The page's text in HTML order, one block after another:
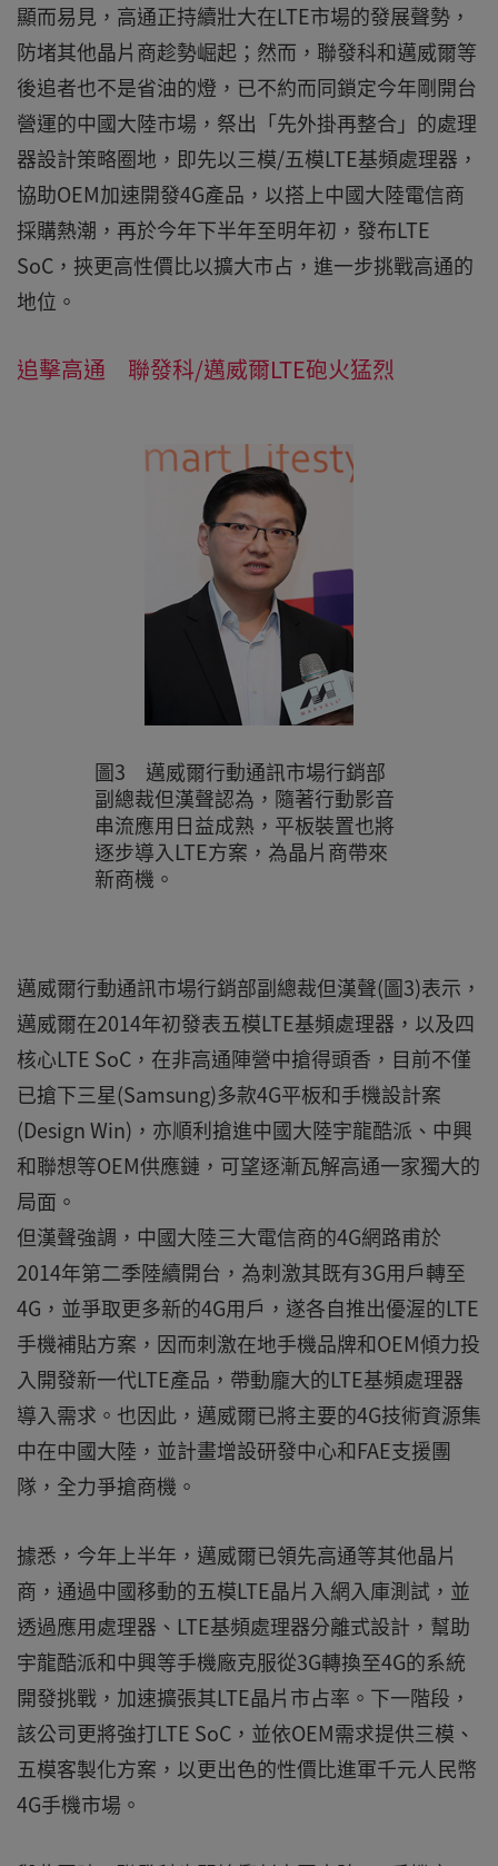
顯而易見，高通正持續壯大在LTE市場的發展聲勢，
防堵其他晶片商趁勢崛起；然而，聯發科和邁威爾等
後追者也不是省油的燈，已不約而同鎖定今年剛開台
營運的中國大陸市場，祭出「先外掛再整合」的處理
器設計策略圈地，即先以三模/五模LTE基頻處理器，
協助OEM加速開發4G產品，以搭上中國大陸電信商
採購熱潮，再於今年下半年至明年初，發布LTE
SoC，挾更高性價比以擴大市占，進一步挑戰高通的
地位。
追擊高通 聯發科/邁威爾LTE砲火猛烈
圖3 邁威爾行動通訊市場行銷部
副總裁但漢聲認為，隨著行動影音
串流應用日益成熟，平板裝置也將
逐步導入LTE方案，為晶片商帶來
新商機。
邁威爾行動通訊市場行銷部副總裁但漢聲(圖3)表示，
邁威爾在2014年初發表五模LTE基頻處理器，以及四
核心LTE SoC，在非高通陣營中搶得頭香，目前不僅
已搶下三星(Samsung)多款4G平板和手機設計案
(Design Win)，亦順利搶進中國大陸宇龍酷派、中興
和聯想等OEM供應鏈，可望逐漸瓦解高通一家獨大的
局面。
但漢聲強調，中國大陸三大電信商的4G網路甫於
2014年第二季陸續開台，為刺激其既有3G用戶轉至
4G，並爭取更多新的4G用戶，遂各自推出優渥的LTE
手機補貼方案，因而刺激在地手機品牌和OEM傾力投
入開發新一代LTE產品，帶動龐大的LTE基頻處理器
導入需求。也因此，邁威爾已將主要的4G技術資源集
中在中國大陸，並計畫增設研發中心和FAE支援團
隊，全力爭搶商機。
據悉，今年上半年，邁威爾已領先高通等其他晶片
商，通過中國移動的五模LTE晶片入網入庫測試，並
透過應用處理器、LTE基頻處理器分離式設計，幫助
宇龍酷派和中興等手機廠克服從3G轉換至4G的系統
開發挑戰，加速擴張其LTE晶片市占率。下一階段，
該公司更將強打LTE SoC，並依OEM需求提供三模、
五模客製化方案，以更出色的性價比進軍千元人民幣
4G手機市場。